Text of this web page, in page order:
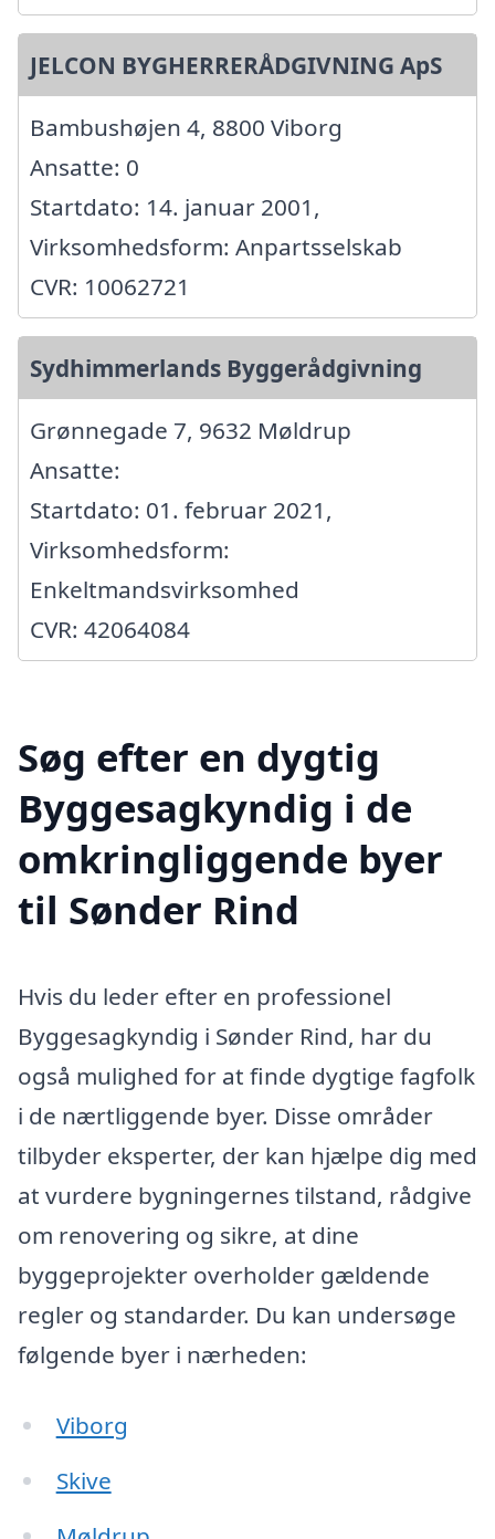
JELCON BYGHERRERÅDGIVNING ApS
Bambushøjen 4, 8800 Viborg
Ansatte: 0
Startdato: 14. januar 2001,
Virksomhedsform: Anpartsselskab
CVR: 10062721
Sydhimmerlands Byggerådgivning
Grønnegade 7, 9632 Møldrup
Ansatte:
Startdato: 01. februar 2021,
Virksomhedsform:
Enkeltmandsvirksomhed
CVR: 42064084
Søg efter en dygtig
Byggesagkyndig i de
omkringliggende byer
til Sønder Rind
Hvis du leder efter en professionel
Byggesagkyndig i Sønder Rind, har du
også mulighed for at finde dygtige fagfolk
i de nærtliggende byer. Disse områder
tilbyder eksperter, der kan hjælpe dig med
at vurdere bygningernes tilstand, rådgive
om renovering og sikre, at dine
byggeprojekter overholder gældende
regler og standarder. Du kan undersøge
følgende byer i nærheden:
Viborg
Skive